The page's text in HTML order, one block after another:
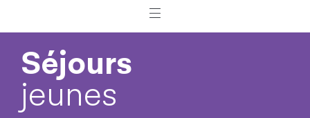
Séjours
jeunes